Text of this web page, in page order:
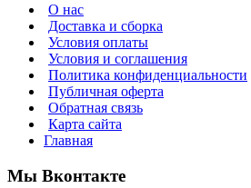
О нас
Доставка и сборка
Условия оплаты
Условия и соглашения
Политика конфиденциальности
Публичная оферта
Обратная связь
Карта сайта
Главная
Мы Вконтакте